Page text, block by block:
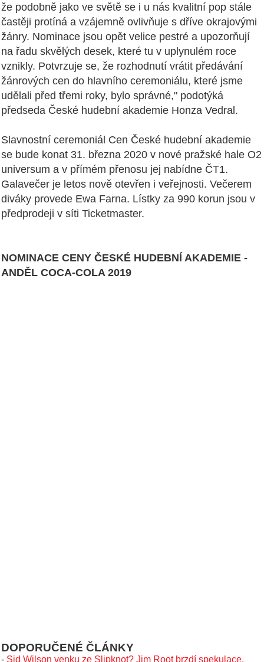
že podobně jako ve světě se i u nás kvalitní pop stále
častěji protíná a vzájemně ovlivňuje s dříve okrajovými
žánry. Nominace jsou opět velice pestré a upozorňují
na řadu skvělých desek, které tu v uplynulém roce
vznikly. Potvrzuje se, že rozhodnutí vrátit předávání
žánrových cen do hlavního ceremoniálu, které jsme
udělali před třemi roky, bylo správné," podotýká
předseda České hudební akademie Honza Vedral.
Slavnostní ceremoniál Cen České hudební akademie
se bude konat 31. března 2020 v nové pražské hale O2
universum a v přímém přenosu jej nabídne ČT1.
Galavečer je letos nově otevřen i veřejnosti. Večerem
diváky provede Ewa Farna. Lístky za 990 korun jsou v
předprodeji v síti Ticketmaster.
NOMINACE CENY ČESKÉ HUDEBNÍ AKADEMIE -
ANDĚL COCA-COLA 2019
DOPORUČENÉ ČLÁNKY
- Sid Wilson venku ze Slipknot? Jim Root brzdí spekulace,